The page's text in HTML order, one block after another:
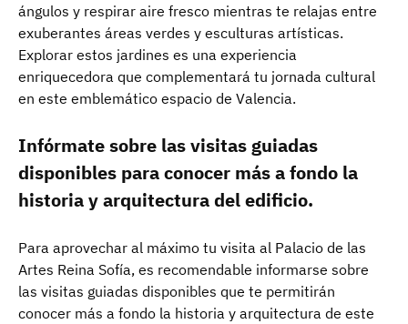
ángulos y respirar aire fresco mientras te relajas entre
exuberantes áreas verdes y esculturas artísticas.
Explorar estos jardines es una experiencia
enriquecedora que complementará tu jornada cultural
en este emblemático espacio de Valencia.
Infórmate sobre las visitas guiadas
disponibles para conocer más a fondo la
historia y arquitectura del edificio.
Para aprovechar al máximo tu visita al Palacio de las
Artes Reina Sofía, es recomendable informarse sobre
las visitas guiadas disponibles que te permitirán
conocer más a fondo la historia y arquitectura de este